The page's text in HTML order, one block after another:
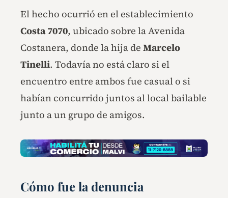
El hecho ocurrió en el establecimiento
Costa 7070, ubicado sobre la Avenida
Costanera, donde la hija de Marcelo
Tinelli. Todavía no está claro si el
encuentro entre ambos fue casual o si
habían concurrido juntos al local bailable
junto a un grupo de amigos.
Cómo fue la denuncia